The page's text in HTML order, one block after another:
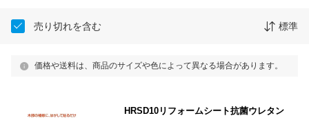
売り切れを含む 標準
価格や送料は、商品のサイズや色によって異なる場合があります。
HRSD10リフォームシート抗菌ウレタン